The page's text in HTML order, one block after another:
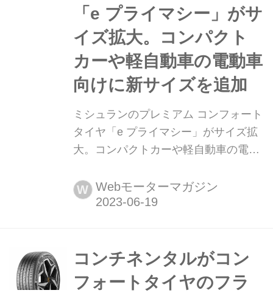
「e プライマシー」がサ
イズ拡大。コンパクト
カーや軽自動車の電動車
向けに新サイズを追加
ミシュランのプレミアム コンフォート
タイヤ「e プライマシー」がサイズ拡
大。コンパクトカーや軽自動車の電動
日、日本ミシュランは同社史上最高の
低燃費性能を誇るプレミアム コンフォ
同年7月27日より順次発売すると発表
W Webモーターマガジン
コンチネンタルがコン
フォートタイヤのフラ